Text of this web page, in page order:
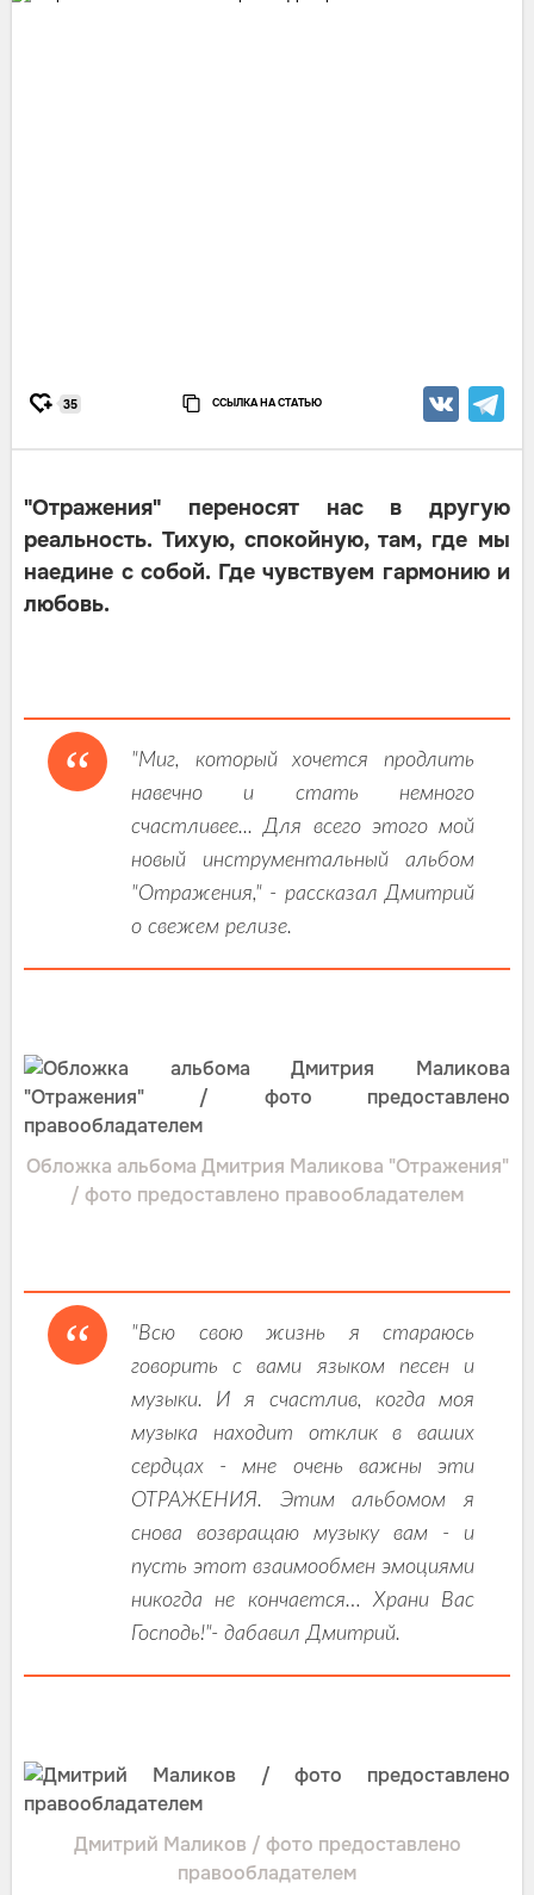
35 ССЫЛКА НА СТАТЬЮ
"Отражения" переносят нас в другую
реальность. Тихую, спокойную, там, где мы
наедине с собой. Где чувствуем гармонию и
любовь.
"Миг, который хочется продлить
навечно и стать немного
счастливее... Для всего этого мой
новый инструментальный альбом
"Отражения," - рассказал Дмитрий
о свежем релизе.
Обложка альбома Дмитрия Маликова "Отражения"
/ фото предоставлено правообладателем
"Всю свою жизнь я стараюсь
говорить с вами языком песен и
музыки. И я счастлив, когда моя
музыка находит отклик в ваших
сердцах - мне очень важны эти
ОТРАЖЕНИЯ. Этим альбомом я
снова возвращаю музыку вам - и
пусть этот взаимообмен эмоциями
никогда не кончается… Храни Вас
Господь!"- дабавил Дмитрий.
Дмитрий Маликов / фото предоставлено
правообладателем